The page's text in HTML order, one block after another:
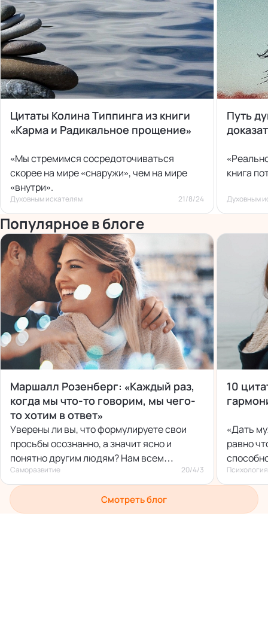
Цитаты Колина Типпинга из книги
«Карма и Радикальное прощение»
«Мы стремимся сосредоточиваться
скорее на мире «снаружи», чем на мире
«внутри».
Духовным искателям 21/8/24
Путь
книга
Духовным
Популярное в блоге
Маршалл Розенберг: «Каждый раз,
когда мы что-то говорим, мы чего-
то хотим в ответ»
Уверены ли вы, что формулируете свои
просьбы осознанно, а значит ясно и
понятно другим людям? Нам всем
хотелось бы ответить, что да, но на самом
деле это не всегда так.
Саморазвитие 20/4/3
10
«Дать
равно
самому.
Смотреть блог